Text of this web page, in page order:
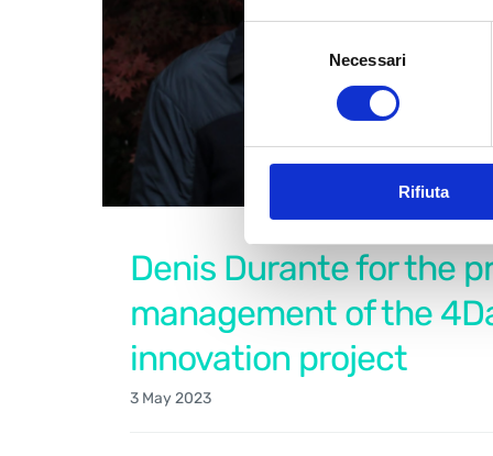
consenso
Necessari
Rifiuta
Denis Durante for the
management of the
innovation project
3 May 2023